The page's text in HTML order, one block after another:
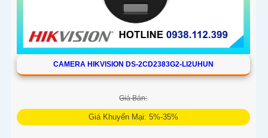
CAMERA HIKVISION DS-2CD2383G2-LI2UHUN
Giá Bán:
Giá Khuyến Mại: 5%-35%